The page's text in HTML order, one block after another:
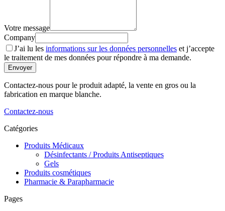
Votre message
Company
J’ai lu les informations sur les données personnelles et j’accepte
le traitement de mes données pour répondre à ma demande.
Envoyer
Contactez-nous pour le produit adapté, la vente en gros ou la
fabrication en marque blanche.
Contactez-nous
Catégories
Produits Médicaux
Désinfectants / Produits Antiseptiques
Gels
Produits cosmétiques
Pharmacie & Parapharmacie
Pages